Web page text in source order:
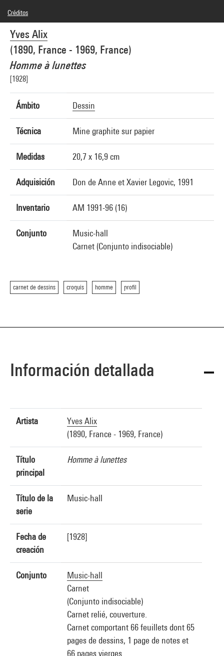
Yves Alix
(1890, France - 1969, France)
Homme à lunettes
[1928]
Ámbito Dessin
Técnica Mine graphite sur papier
Medidas 20,7 x 16,9 cm
Adquisición Don de Anne et Xavier Legovic, 1991
Inventario AM 1991-96 (16)
Conjunto
Music-hall
Carnet (Conjunto indisociable)
carnet de dessins croquis homme profil
Créditos
© Adagp, Paris
Créditos fotográficos : Centre Pompidou, MNAM-CCI/Bertrand Prévost/Dist.
GrandPalaisRmn
Referencia de la imagen : 4N79606
Difusión de la imagen :GrandPalaisRmnPhoto
Información detallada
Artista
Yves Alix
(1890, France - 1969, France)
Título
principal
Homme à lunettes
Título de la
serie
Music-hall
Fecha de
creación
[1928]
Conjunto
Music-hall
Carnet
(Conjunto indisociable)
Carnet relié, couverture.
Carnet comportant 66 feuillets dont 65
pages de dessins, 1 page de notes et
66 pages vierges.